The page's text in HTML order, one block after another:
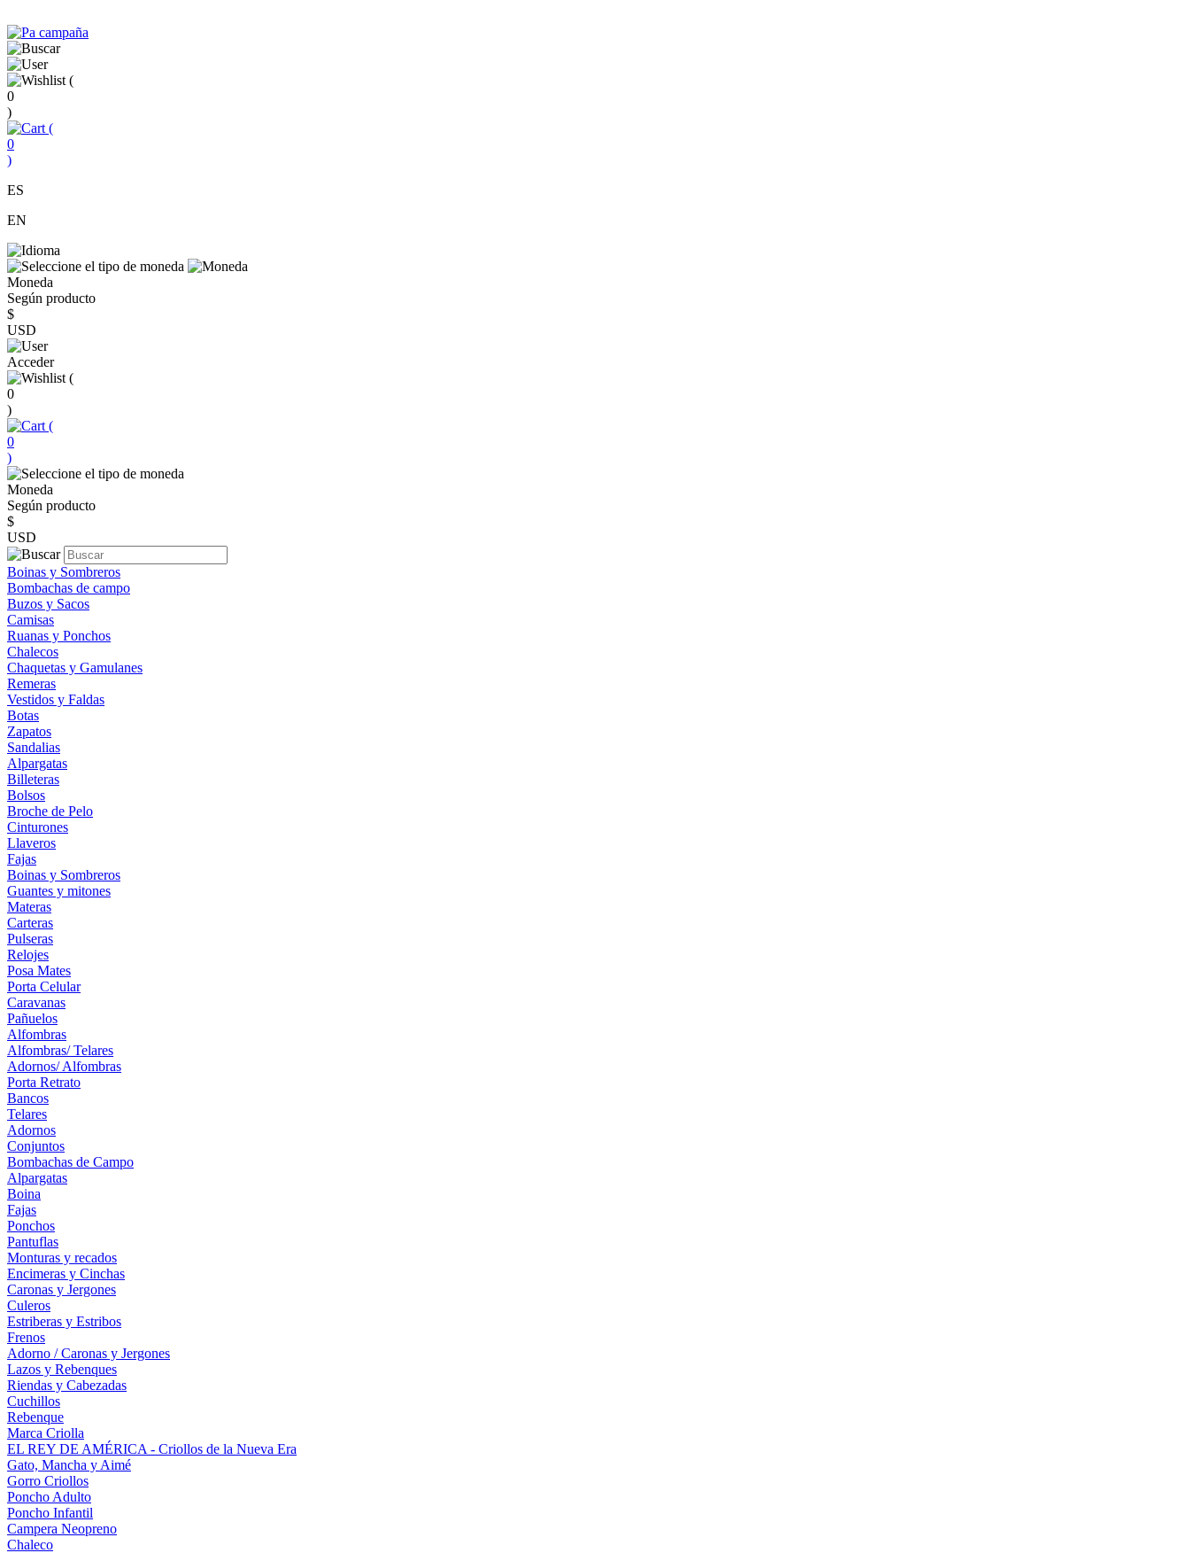
(
0
)
(
0
)
ES
EN
Moneda
Según producto
$
USD
Acceder
(
0
)
(
0
)
Moneda
Según producto
$
USD
Boinas y Sombreros
Bombachas de campo
Buzos y Sacos
Camisas
Ruanas y Ponchos
Chalecos
Chaquetas y Gamulanes
Remeras
Vestidos y Faldas
Botas
Zapatos
Sandalias
Alpargatas
Billeteras
Bolsos
Broche de Pelo
Cinturones
Llaveros
Fajas
Boinas y Sombreros
Guantes y mitones
Materas
Carteras
Pulseras
Relojes
Posa Mates
Porta Celular
Caravanas
Pañuelos
Alfombras
Alfombras/ Telares
Adornos/ Alfombras
Porta Retrato
Bancos
Telares
Adornos
Conjuntos
Bombachas de Campo
Alpargatas
Boina
Fajas
Ponchos
Pantuflas
Monturas y recados
Encimeras y Cinchas
Caronas y Jergones
Culeros
Estriberas y Estribos
Frenos
Adorno / Caronas y Jergones
Lazos y Rebenques
Riendas y Cabezadas
Cuchillos
Rebenque
Marca Criolla
EL REY DE AMÉRICA - Criollos de la Nueva Era
Gato, Mancha y Aimé
Gorro Criollos
Poncho Adulto
Poncho Infantil
Campera Neopreno
Chaleco